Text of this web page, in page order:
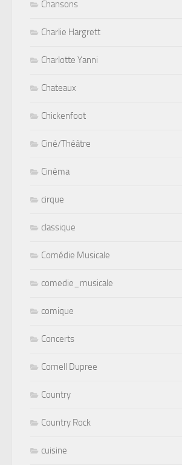
Chansons
Charlie Hargrett
Charlotte Yanni
Chateaux
Chickenfoot
Ciné/Théâtre
Cinéma
cirque
classique
Comédie Musicale
comedie_musicale
comique
Concerts
Cornell Dupree
Country
Country Rock
cuisine